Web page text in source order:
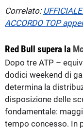
Correlato:
ACCORDO TOP
Red Bull supera la
Dopo tre ATP –
dodici weekend di
determina la
disposizione delle
fondamentale:
tempo concesso. In